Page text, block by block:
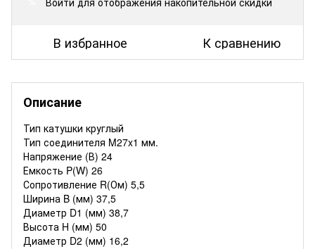
В избранное К сравнению
Описание
Тип катушки круглый
Тип соединителя M27x1 мм.
Напряжение (В) 24
Емкость P(W) 26
Сопротивление R(Ом) 5,5
Ширина B (мм) 37,5
Диаметр D1 (мм) 38,7
Высота H (мм) 50
Диаметр D2 (мм) 16,2